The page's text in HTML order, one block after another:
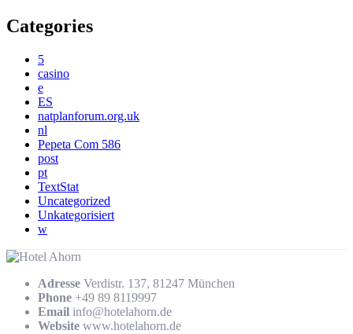
Categories
5
casino
e
ES
natplanforum.org.uk
nl
Pepeta Com 586
post
pt
TextStat
Uncategorized
Unkategorisiert
w
Adresse Verdistr. 137, 81247 München
Phone +49 89 8119997
Email info@hotelahorn.de
Website www.hotelahorn.de